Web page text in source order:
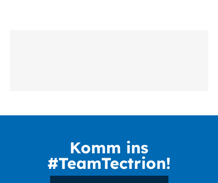
Komm ins
#TeamTectrion!